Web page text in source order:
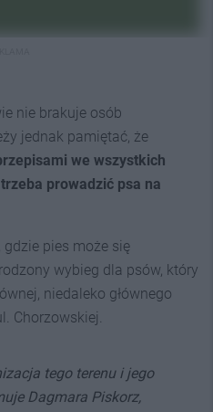
nie brakuje osób
jednak pamiętać, że
we wszystkich
prowadzić psa na
pies może się
wybieg dla psów, który
niedaleko głównego
Chorzowskiej.
tego terenu i jego
Dagmara Piskorz,